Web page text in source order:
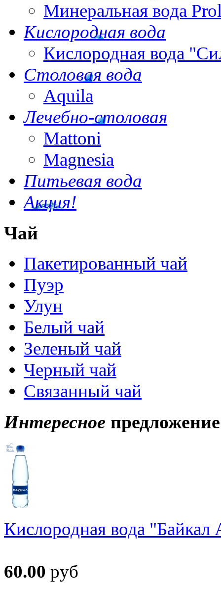
Минеральная вода
Кислородная вода
Кислородная вода
Столовая вода
Aquila
Лечебно-столовая
Mattoni
Magnesia
Питьевая вода
Акция!
Чай
Пакетированный чай
Пуэр
Улун
Белый чай
Зеленый чай
Черный чай
Связанный чай
Интересное предложение
Кислородная вода "Байкал
60.00 руб